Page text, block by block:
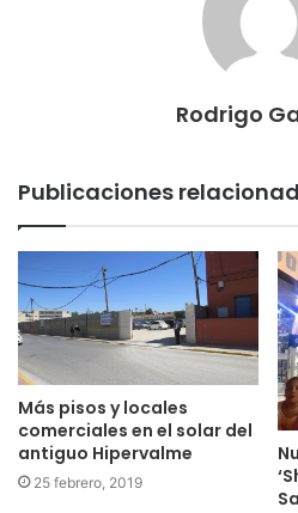
Rodrigo
Publicaciones
Más pisos y locales
comerciales en el solar del
antiguo Hipervalme
25 febrero, 2019